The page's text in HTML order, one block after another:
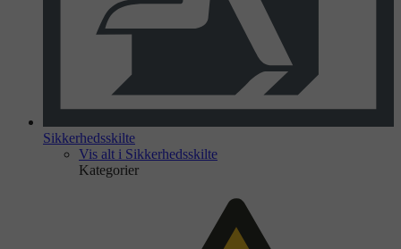
Sikkerhedsskilte
Vis alt i Sikkerhedsskilte
Kategorier